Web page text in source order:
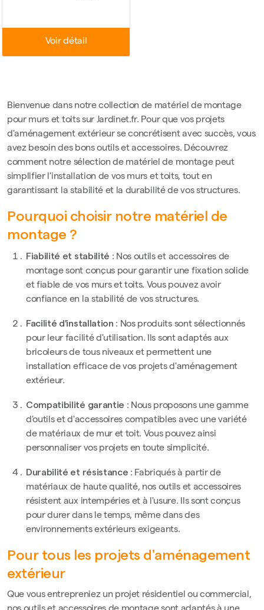
Voir détail
Bienvenue dans notre collection de matériel de montage
pour murs et toits sur Jardinet.fr. Pour que vos projets
d'aménagement extérieur se concrétisent avec succès, vous
avez besoin des bons outils et accessoires. Découvrez
comment notre sélection de matériel de montage peut
simplifier l'installation de vos murs et toits, tout en
garantissant la stabilité et la durabilité de vos structures.
Pourquoi choisir notre matériel de
montage ?
Fiabilité et stabilité : Nos outils et accessoires de
montage sont conçus pour garantir une fixation solide
et fiable de vos murs et toits. Vous pouvez avoir
confiance en la stabilité de vos structures.
Facilité d'installation : Nos produits sont sélectionnés
pour leur facilité d'utilisation. Ils sont adaptés aux
bricoleurs de tous niveaux et permettent une
installation efficace de vos projets d'aménagement
extérieur.
Compatibilité garantie : Nous proposons une gamme
d'outils et d'accessoires compatibles avec une variété
de matériaux de mur et toit. Vous pouvez ainsi
personnaliser vos projets en toute simplicité.
Durabilité et résistance : Fabriqués à partir de
matériaux de haute qualité, nos outils et accessoires
résistent aux intempéries et à l'usure. Ils sont conçus
pour durer dans le temps, même dans des
environnements extérieurs exigeants.
Pour tous les projets d'aménagement
extérieur
Que vous entrepreniez un projet résidentiel ou commercial,